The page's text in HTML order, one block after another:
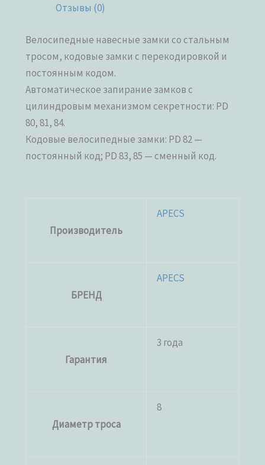
Отзывы (0)
Велосипедные навесные замки со стальным
тросом, кодовые замки с перекодировкой и
постоянным кодом.
Автоматическое запирание замков с
цилиндровым механизмом секретности: PD
80, 81, 84.
Кодовые велосипедные замки: PD 82 —
постоянный код; PD 83, 85 — сменный код.
Производитель
APECS
БРЕНД
APECS
Гарантия
3 года
Диаметр троса
8